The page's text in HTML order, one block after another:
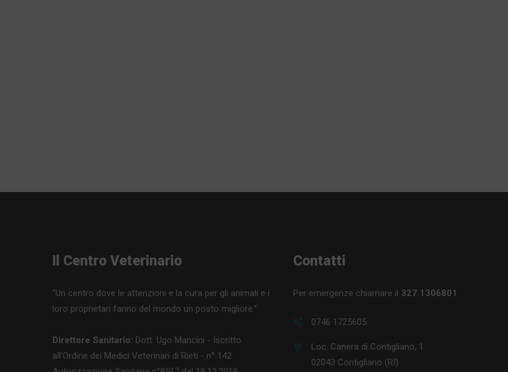
Il Centro Veterinario
“Un centro dove le attenzioni e la cura per gli animali e i
loro proprietari fanno del mondo un posto migliore.”
Direttore Sanitario: Dott. Ugo Mancini - Iscritto
all'Ordine dei Medici Veterinari di Rieti - n° 142
Contatti
Per emergenze chiamare il 327.1306801
0746 1725605
Loc. Canera di Contigliano, 1
02043 Contigliano (RI)